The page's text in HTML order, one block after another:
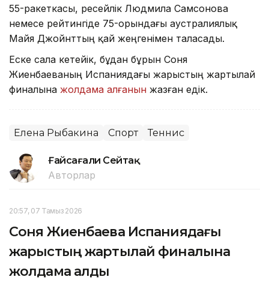
55-ракеткасы, ресейлік Людмила Самсонова
немесе рейтингіде 75-орындағы аустралиялық
Майя Джойнттың қай жеңгенімен таласады.
Еске сала кетейік, бұдан бұрын Соня
Жиенбаеваның Испаниядағы жарыстың жартылай
финалына жолдама алғанын жазған едік.
Елена Рыбакина Спорт Теннис
Ғайсағали Сейтақ
Авторлар
20:57, 07 Тамыз 2026
Соня Жиенбаева Испаниядағы
жарыстың жартылай финалына
жолдама алды